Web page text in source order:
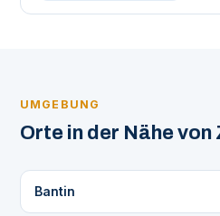
UMGEBUNG
Orte in der Nähe
Bantin